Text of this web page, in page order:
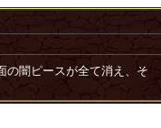
の闇ピースが全て消え、そ